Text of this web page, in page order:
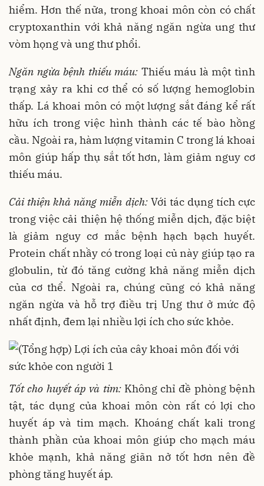
hiểm. Hơn thế nữa, trong khoai môn còn có chất
cryptoxanthin với khả năng ngăn ngừa ung thư
vòm họng và ung thư phổi.
Ngăn ngừa bệnh thiếu máu: Thiếu máu là một tình
trạng xảy ra khi cơ thể có số lượng hemoglobin
thấp. Lá khoai môn có một lượng sắt đáng kể rất
hữu ích trong việc hình thành các tế bào hồng
cầu. Ngoài ra, hàm lượng vitamin C trong lá khoai
môn giúp hấp thụ sắt tốt hơn, làm giảm nguy cơ
thiếu máu.
Cải thiện khả năng miễn dịch:Với tác dụng tích cực
trong việc cải thiện hệ thống miễn dịch, đặc biệt
là giảm nguy cơ mắc bệnh hạch bạch huyết.
Protein chất nhầy có trong loại củ này giúp tạo ra
globulin, từ đó tăng cường khả năng miễn dịch
của cơ thể. Ngoài ra, chúng cũng có khả năng
ngăn ngừa và hỗ trợ điều trị Ung thư ở mức độ
nhất định, đem lại nhiều lợi ích cho sức khỏe.
Tốt cho huyết áp và tim: Không chỉ đề phòng bệnh
tật, tác dụng của khoai môn còn rất có lợi cho
huyết áp và tim mạch. Khoáng chất kali trong
thành phần của khoai môn giúp cho mạch máu
khỏe mạnh, khả năng giãn nở tốt hơn nên đề
phòng tăng huyết áp.